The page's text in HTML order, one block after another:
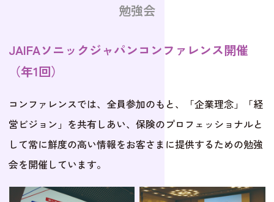
勉強会
JAIFAソニックジャパンコンファレンス開催
（年1回）
コンファレンスでは、全員参加のもと、「企業理念」「経
営ビジョン」を共有しあい、保険のプロフェッショナルと
して常に鮮度の高い情報をお客さまに提供するための勉強
会を開催しています。